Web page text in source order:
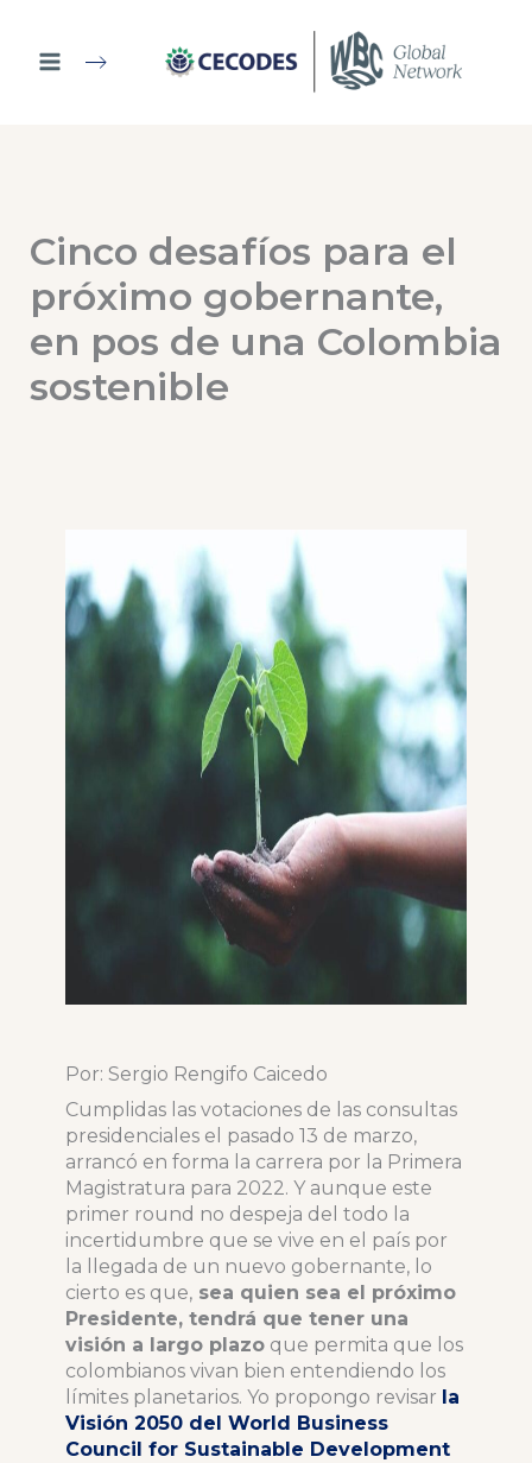
contenido
Cinco desafíos para el
próximo gobernante,
en pos de una Colombia
sostenible
Por: Sergio Rengifo Caicedo
Cumplidas las votaciones de las consultas
presidenciales el pasado 13 de marzo,
arrancó en forma la carrera por la Primera
Magistratura para 2022. Y aunque este
primer round no despeja del todo la
incertidumbre que se vive en el país por
la llegada de un nuevo gobernante, lo
cierto es que,sea quien sea el próximo
Presidente, tendrá que tener una
visión a largo plazoque permita que los
colombianos vivan bien entendiendo los
límites planetarios. Yo propongo revisar la
Visión 2050 del World Business
Council for Sustainable Development